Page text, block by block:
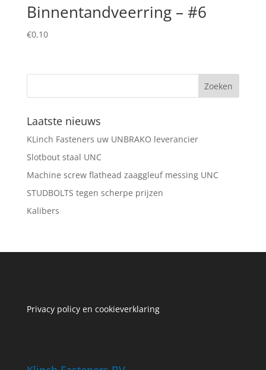
Binnentandveerring – #6
€0,10
Laatste nieuws
KLinch Fasteners uw UNBRAKO leverancier
Slotbout staal UNC
Machine screw flathead zaaggleuf messing UNC
STUDBOLTS tegen scherpe prijzen
Kalibers
Privacy policy en cookieverklaring